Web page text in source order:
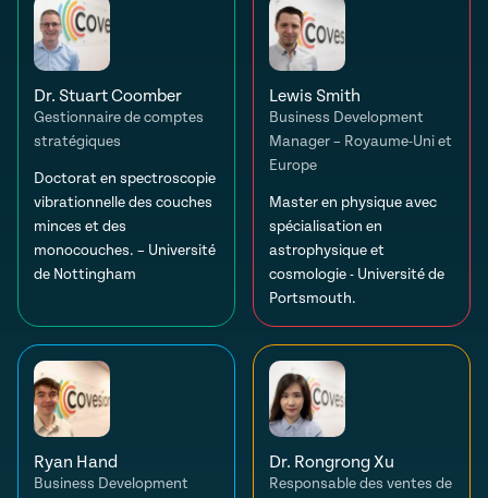
Dr. Stuart Coomber
Gestionnaire de comptes
stratégiques
Doctorat en spectroscopie
vibrationnelle des couches
minces et des
monocouches. – Université
de Nottingham
Lewis Smith
Business Development
Manager – Royaume-Uni et
Europe
Master en physique avec
spécialisation en
astrophysique et
cosmologie - Université de
Portsmouth.
Ryan Hand
Business Development
Dr. Rongrong Xu
Responsable des ventes de